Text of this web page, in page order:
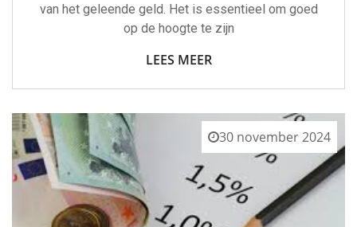
van het geleende geld. Het is essentieel om goed
op de hoogte te zijn
LEES MEER
30 november 2024